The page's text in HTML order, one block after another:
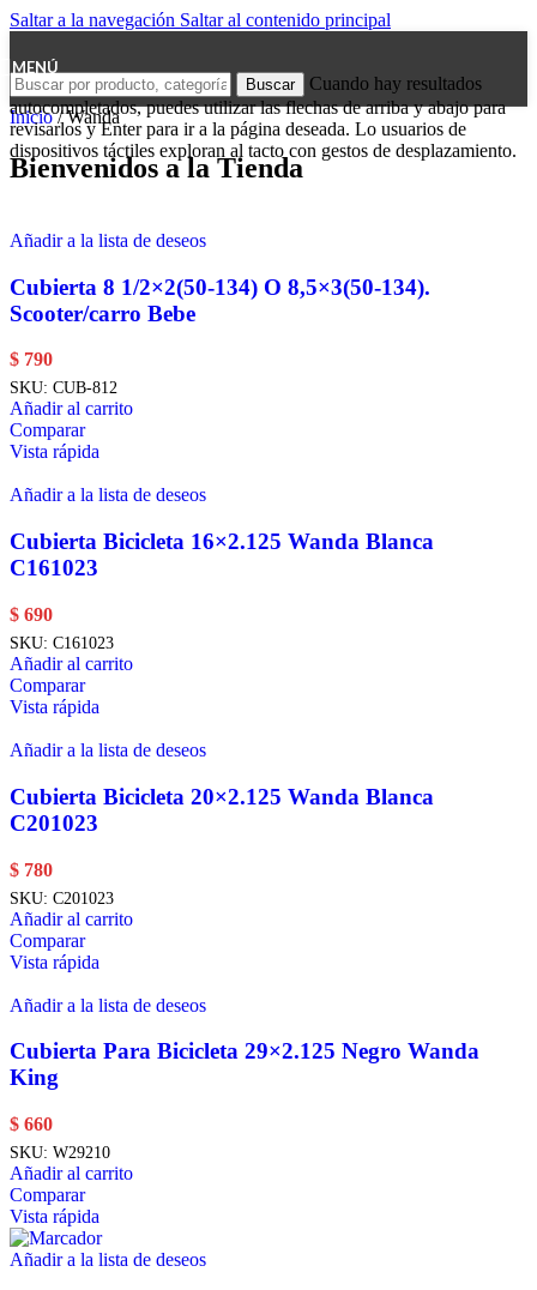
Saltar a la navegación Saltar al contenido principal
MENÚ
Buscar
Cuando hay resultados
autocompletados, puedes utilizar las flechas de arriba y abajo para
revisarlos y Enter para ir a la página deseada. Lo usuarios de
dispositivos táctiles exploran al tacto con gestos de desplazamiento.
Inicio/ Wanda
Bienvenidos a la Tienda
Añadir a la lista de deseos
Cubierta 8 1/2×2(50-134) O 8,5×3(50-134).
Scooter/carro Bebe
$ 790
SKU: CUB-812
Añadir al carrito
Comparar
Vista rápida
Añadir a la lista de deseos
Cubierta Bicicleta 16×2.125 Wanda Blanca
C161023
$ 690
SKU: C161023
Añadir al carrito
Comparar
Vista rápida
Añadir a la lista de deseos
Cubierta Bicicleta 20×2.125 Wanda Blanca
C201023
$ 780
SKU: C201023
Añadir al carrito
Comparar
Vista rápida
Añadir a la lista de deseos
Cubierta Para Bicicleta 29×2.125 Negro Wanda
King
$ 660
SKU: W29210
Añadir al carrito
Comparar
Vista rápida
Añadir a la lista de deseos